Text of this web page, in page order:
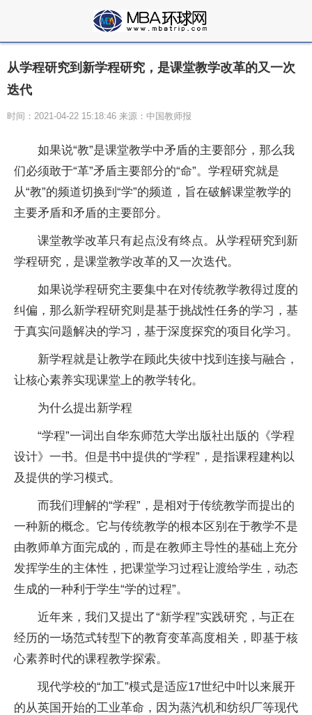
从学程研究到新学程研究，是课堂教学改革的又一次
迭代
时间：2021-04-22 15:18:46 来源：中国教师报
如果说“教”是课堂教学中矛盾的主要部分，那么我
们必须敢于“革”矛盾主要部分的“命”。学程研究就是
从“教”的频道切换到“学”的频道，旨在破解课堂教学的
主要矛盾和矛盾的主要部分。
课堂教学改革只有起点没有终点。从学程研究到新
学程研究，是课堂教学改革的又一次迭代。
如果说学程研究主要集中在对传统教学教得过度的
纠偏，那么新学程研究则是基于挑战性任务的学习 ，基
于真实问题解决的学习 ，基于深度探究的项目化学习。
新学程就是让教学在顾此失彼中找到连接与融合，
让核心素养实现课堂上的教学转化。
为什么提出新学程
“学程”一词出自华东师范大学出版社出版的《学程
设计》一书。但是书中提供的“学程”，是指课程建构以
及提供的学习模式。
而我们理解的“学程”，是相对于传统教学而提出的
一种新的概念。它与传统教学的根本区别在于教学不是
由教师单方面完成的，而是在教师主导性的基础上充分
发挥学生的主体性 ，把课堂学习过程让渡给学生，动态
生成的一种利于学生“学的过程”。
近年来，我们又提出了“新学程”实践研究，与正在
经历的一场范式转型下的教育变革高度相关，即基于核
心素养时代的课程教学探索。
现代学校的“加工”模式是适应17世纪中叶以来展开
的从英国开始的工业革命，因为蒸汽机和纺织厂等现代